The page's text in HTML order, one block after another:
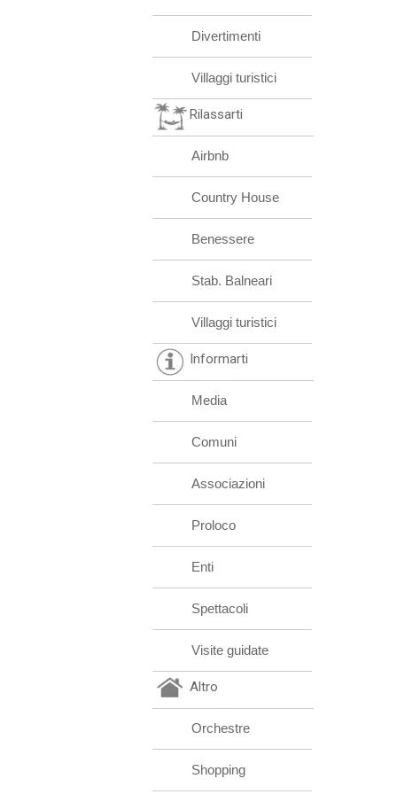
Divertimenti
Villaggi turistici
Rilassarti
Airbnb
Country House
Benessere
Stab. Balneari
Villaggi turistici
Informarti
Media
Comuni
Associazioni
Proloco
Enti
Spettacoli
Visite guidate
Altro
Orchestre
Shopping